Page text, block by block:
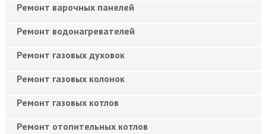
Ремонт варочных панелей
Ремонт водонагревателей
Ремонт газовых духовок
Ремонт газовых колонок
Ремонт газовых котлов
Ремонт отопительных котлов